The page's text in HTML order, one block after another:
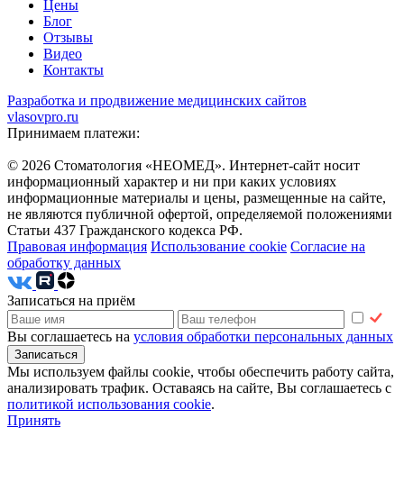
Цены
Блог
Отзывы
Видео
Контакты
Разработка и продвижение медицинских сайтов
vlasovpro.ru
Принимаем платежи:
© 2026 Стоматология «НЕОМЕД». Интернет-сайт носит
информационный характер и ни при каких условиях
информационные материалы и цены, размещенные на сайте,
не являются публичной офертой, определяемой положениями
Статьи 437 Гражданского кодекса РФ.
Правовая информация Использование cookie Согласие на
обработку данных
Записаться на приём
Вы соглашаетесь на условия обработки персональных данных
Мы используем файлы cookie, чтобы обеспечить работу сайта,
анализировать трафик. Оставаясь на сайте, Вы соглашаетесь с
политикой использования сookie.
Принять